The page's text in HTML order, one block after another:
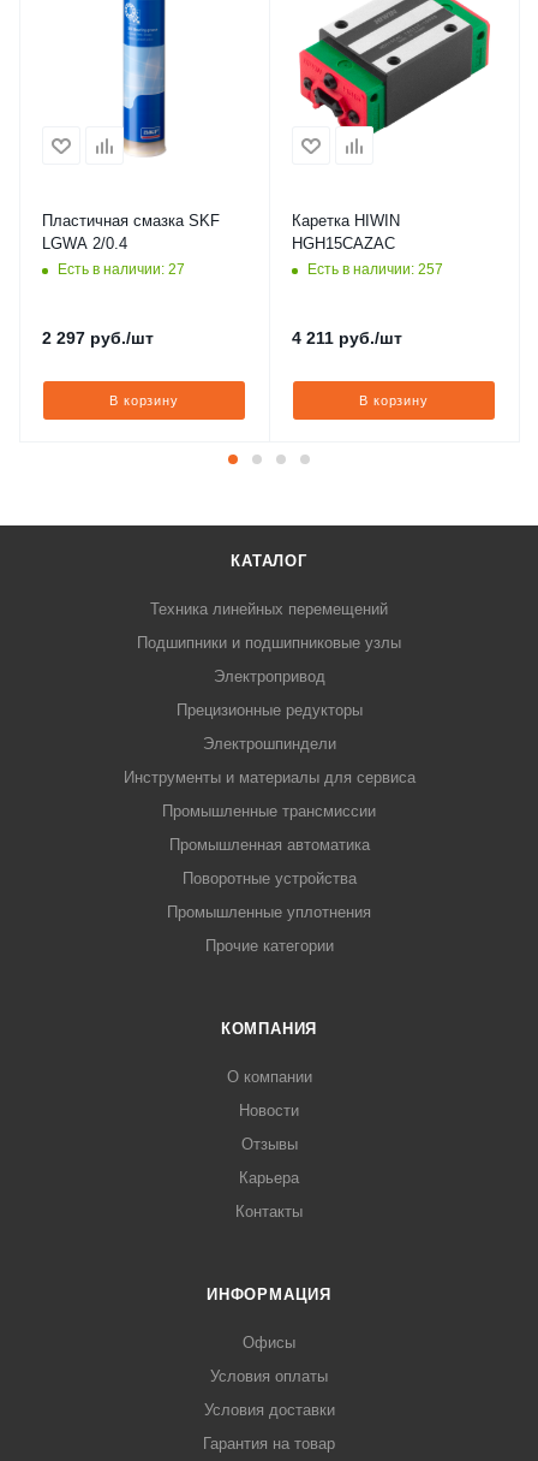
Пластичная смазка SKF
LGWA 2/0.4
Есть в наличии: 27
2 297 руб./шт
В корзину
Каретка HIWIN
HGH15CAZAC
Есть в наличии: 257
4 211 руб./шт
В корзину
КАТАЛОГ
Техника линейных перемещений
Подшипники и подшипниковые узлы
Электропривод
Прецизионные редукторы
Электрошпиндели
Инструменты и материалы для сервиса
Промышленные трансмиссии
Промышленная автоматика
Поворотные устройства
Промышленные уплотнения
Прочие категории
КОМПАНИЯ
О компании
Новости
Отзывы
Карьера
Контакты
ИНФОРМАЦИЯ
Офисы
Условия оплаты
Условия доставки
Гарантия на товар